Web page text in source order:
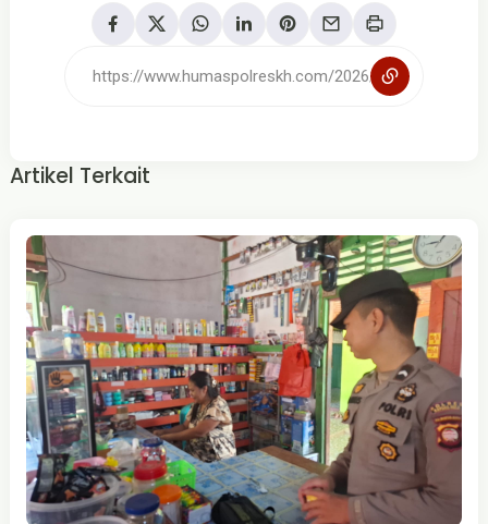
Artikel Terkait